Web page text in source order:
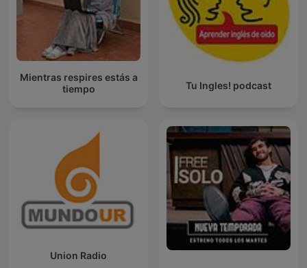
Mientras respires estás a
tiempo
Tu Ingles! podcast
Union Radio